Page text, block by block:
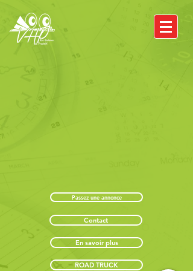
Passez une annonce
Contact
En savoir plus
ROAD TRUCK